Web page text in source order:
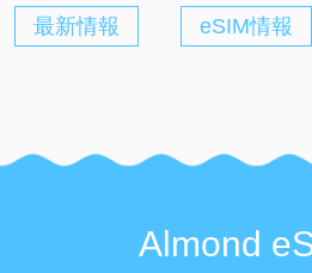
最新情報 eSIM情報
Almond